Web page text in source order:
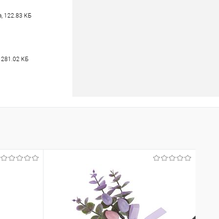
122.83 КБ
КБ